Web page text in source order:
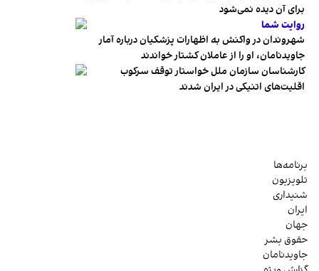
برای آن دیده نمی‌شود
روایت شما
شهروندان در واکنش به اظهارات پزشکیان درباره آمار
جاویدنامان، او را از عاملان کشتار خواندند
کارشناسان سازمان ملل خواستار توقف سرکوب
اقلیت‌های اتنیکی در ایران شدند
برنامه‌ها
تلویزیون
شنیداری
ایران
جهان
حقوق بشر
جاویدنامان